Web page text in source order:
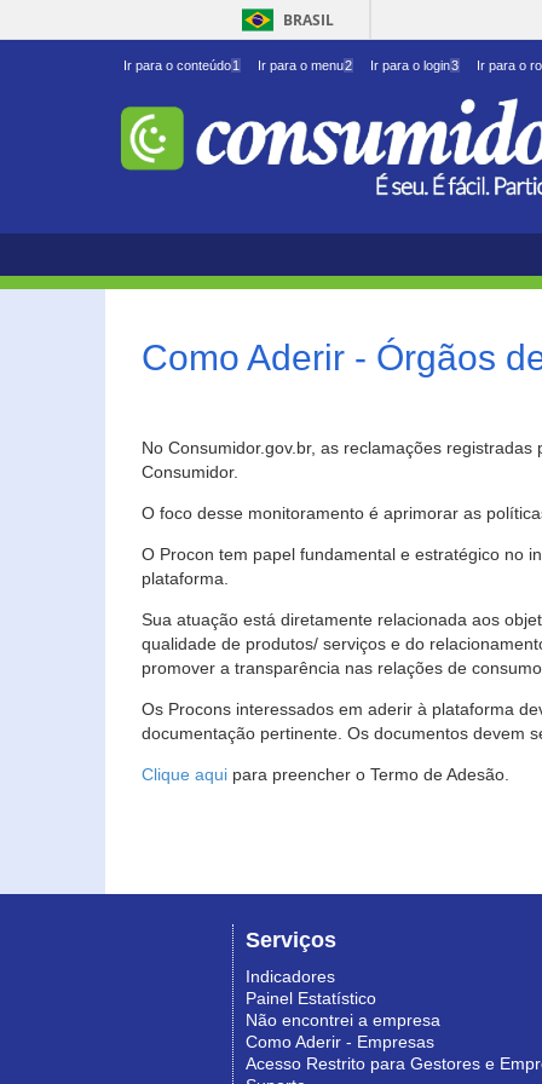
BRASIL
Ir para o conteúdo1 Ir para o menu2 Ir para o login3 Ir para o
Como Aderir - Órgãos
No Consumidor.gov.br, as reclamações
Consumidor.
O foco desse monitoramento é aprimorar as
O Procon tem papel fundamental e estratégico no
plataforma.
Sua atuação está diretamente relacionada aos
qualidade de produtos/ serviços e do
promover a transparência nas relações de consumo.
Os Procons interessados em aderir à plataforma
documentação pertinente. Os documentos devem
Clique aqui para preencher o Termo de Adesão.
Serviços
Indicadores
Painel Estatístico
Não encontrei a empresa
Como Aderir - Empresas
Acesso Restrito para Gestores e